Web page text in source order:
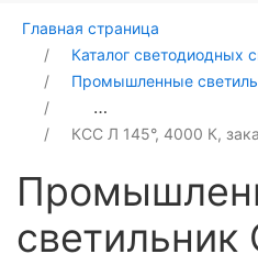
Главная страница
Каталог светодиодных
Промышленные
Промышленный
КСС Л 145°, 4000 К,